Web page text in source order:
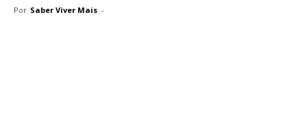
Por Saber Viver Mais -